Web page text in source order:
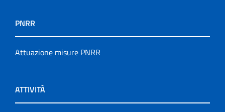
PNRR
Attuazione misure PNRR
ATTIVITÀ